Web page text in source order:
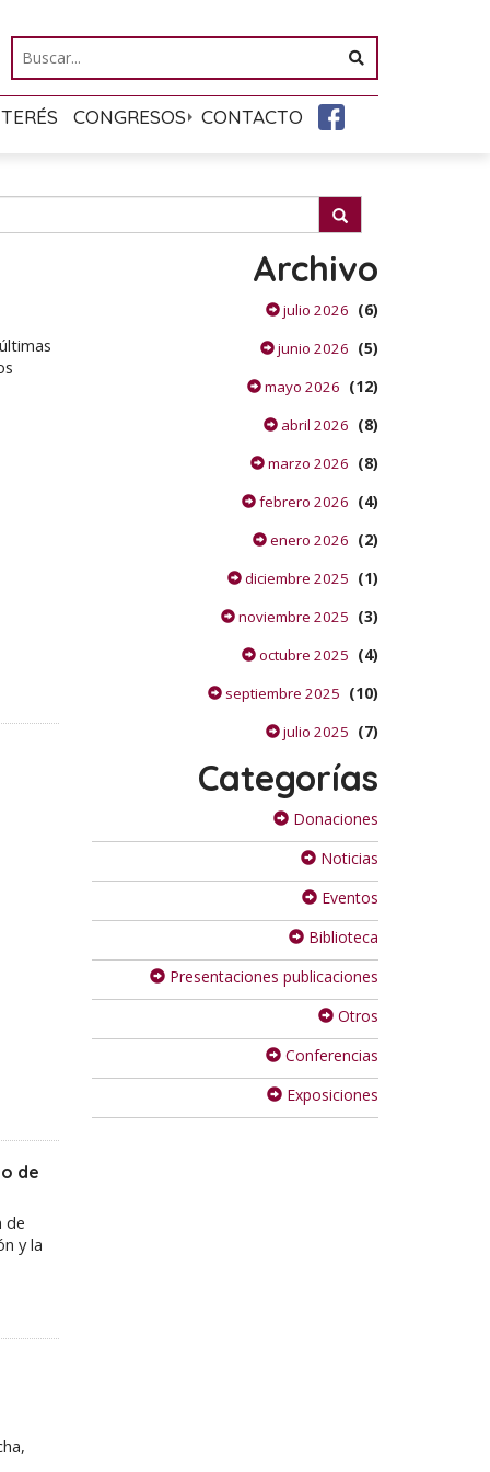
CONGRESOS CONTACTO
de
de
y la
Archivo
julio 2026 (6)
junio 2026 (5)
mayo 2026 (12)
abril 2026 (8)
marzo 2026 (8)
febrero 2026 (4)
enero 2026 (2)
diciembre 2025 (1)
noviembre 2025 (3)
octubre 2025 (4)
septiembre 2025 (10)
julio 2025 (7)
Categorías
Donaciones
Noticias
Eventos
Biblioteca
Presentaciones publicaciones
Otros
Conferencias
Exposiciones